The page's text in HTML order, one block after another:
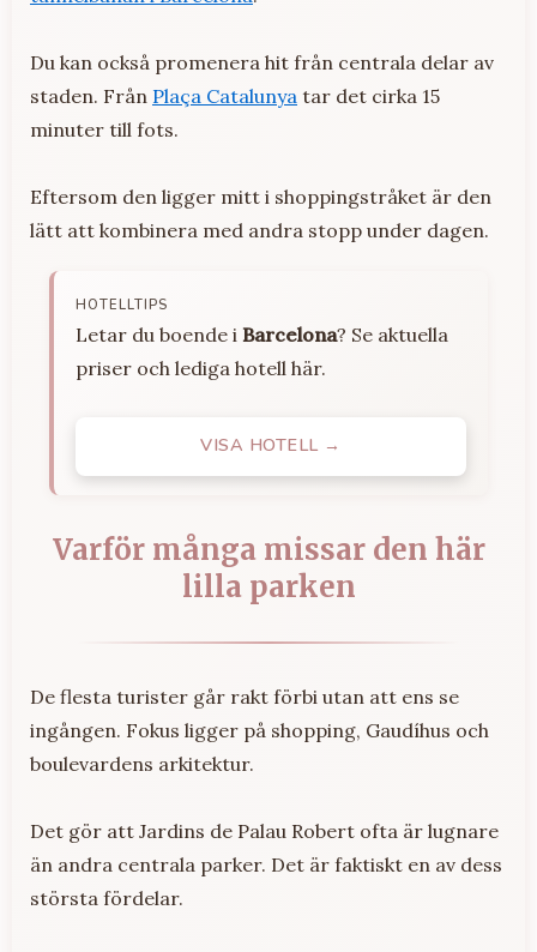
Du kan också promenera hit från centrala delar av
staden. Från Plaça Catalunya tar det cirka 15
minuter till fots.
Eftersom den ligger mitt i shoppingstråket är den
lätt att kombinera med andra stopp under dagen.
HOTELLTIPS
Letar du boende i Barcelona? Se aktuella
priser och lediga hotell här.
VISA HOTELL →
Varför många missar den här
lilla parken
De flesta turister går rakt förbi utan att ens se
ingången. Fokus ligger på shopping, Gaudíhus och
boulevardens arkitektur.
Det gör att Jardins de Palau Robert ofta är lugnare
än andra centrala parker. Det är faktiskt en av dess
största fördelar.